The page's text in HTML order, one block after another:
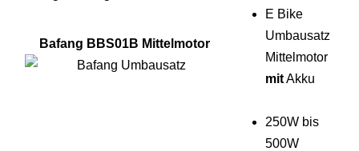
Bafang BBS01B Mittelmotor
E Bike
Umbausatz
Mittelmotor
mitAkku
250W bis
500W